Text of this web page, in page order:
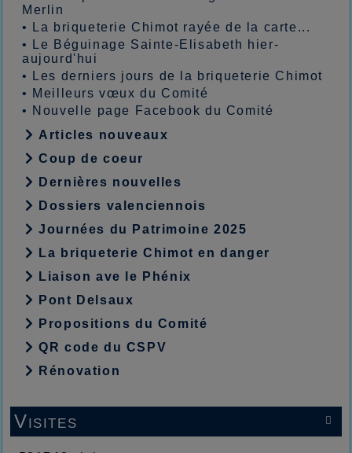
Merlin
•
La briqueterie Chimot rayée de la carte...
•
Le Béguinage Sainte-Elisabeth hier-
aujourd'hui
•
Les derniers jours de la briqueterie Chimot
• Meilleurs vœux du Comité
• Nouvelle page Facebook du Comité
Articles nouveaux
Coup de coeur
Dernières nouvelles
Dossiers valenciennois
Journées du Patrimoine 2025
La briqueterie Chimot en danger
Liaison ave le Phénix
Pont Delsaux
Propositions du Comité
QR code du CSPV
Rénovation

Visites